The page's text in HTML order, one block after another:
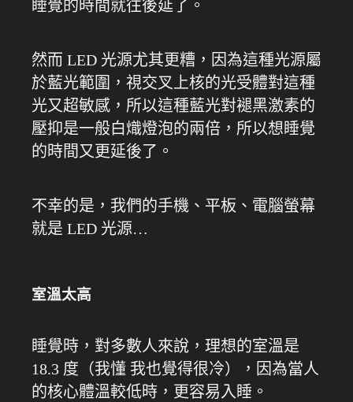
睡覺的時間就往後延了。
然而 LED 光源尤其更糟，因為這種光源屬
於藍光範圍，視交叉上核的光受體對這種
光又超敏感，所以這種藍光對褪黑激素的
壓抑是一般白熾燈泡的兩倍，所以想睡覺
的時間又更延後了。
不幸的是，我們的手機、平板、電腦螢幕
就是 LED 光源…
室溫太高
睡覺時，對多數人來說，理想的室溫是
18.3 度（我懂 我也覺得很冷），因為當人
的核心體溫較低時，更容易入睡。